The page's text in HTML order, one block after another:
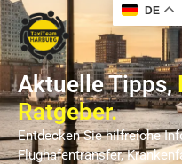
DE
Aktuelle Tipps,
Ratgeber.
Entdecken Sie hilfreiche
Flughafentransfer,